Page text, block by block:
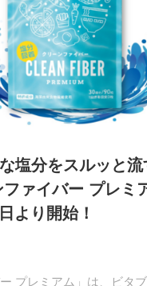
塩分をスルッと
ァイバー プレミ
より開始！
ー プレミアム」は、ビタ